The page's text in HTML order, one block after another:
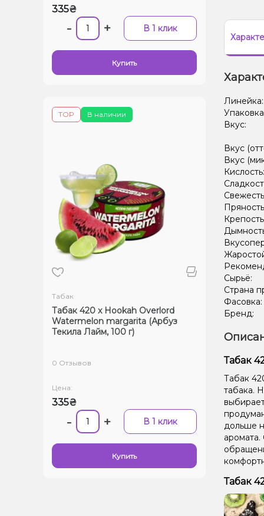
335₴
- + В 1 клик
Купить
В наличии
TOP
Табак
Табак 420 x Hookah Overlord
Watermelon margarita (Арбуз
Текила Лайм, 100 г)
0 Отзывов
Цена:
335₴
- + В 1 клик
Купить
Линейка:
Вкус:
Вкус
Вкус
Кислость:
Сырьё:
Страна
Фасовка:
Бренд:
Табак
Табак
табака.
дольше
Табак